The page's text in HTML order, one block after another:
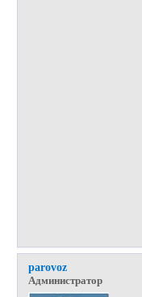
parovoz
Администратор